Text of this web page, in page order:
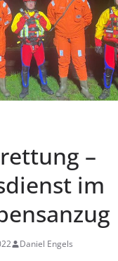
–
im
Daniel Engels